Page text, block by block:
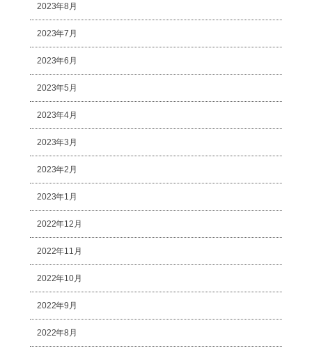
2023年8月
2023年7月
2023年6月
2023年5月
2023年4月
2023年3月
2023年2月
2023年1月
2022年12月
2022年11月
2022年10月
2022年9月
2022年8月